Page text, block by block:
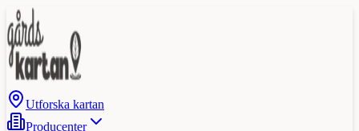
Utforska kartan
Producenter